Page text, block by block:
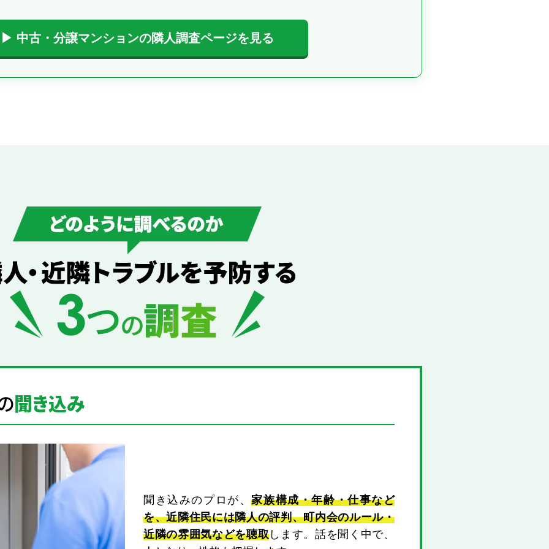
▶ 中古・分譲マンションの隣人調査ページを見る
に調べるのか｜隣人・近隣トラブルを予防する3つの調査
聞き込み
聞き込みのプロが、家族構成・年齢・仕事など
を、近隣住民には隣人の評判、町内会のルール・
近隣の雰囲気などを聴取 します。話を聞く中で、